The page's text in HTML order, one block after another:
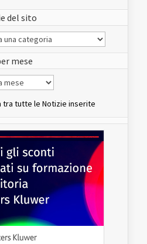
del sito
mese
tra tutte le Notizie inserite